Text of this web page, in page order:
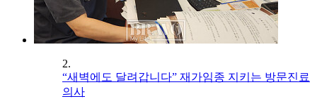
2.
“새벽에도 달려갑니다” 재가임종 지키는 방문진료
의사